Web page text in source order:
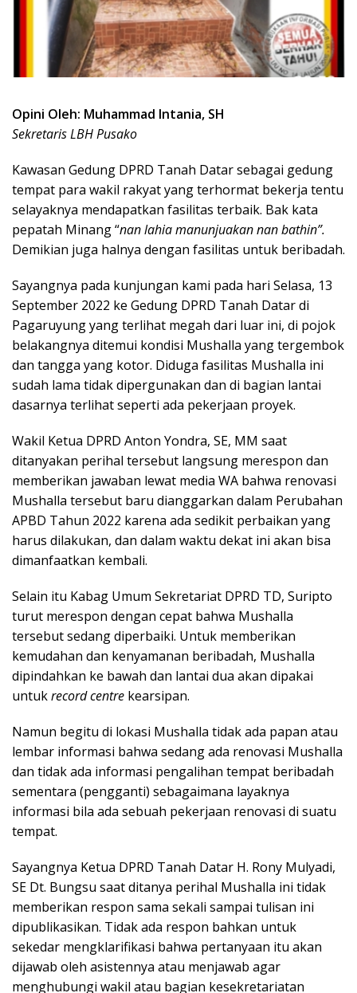
Opini Oleh: Muhammad Intania, SH
Sekretaris LBH Pusako
Kawasan Gedung DPRD Tanah Datar sebagai gedung
tempat para wakil rakyat yang terhormat bekerja tentu
selayaknya mendapatkan fasilitas terbaik. Bak kata
pepatah Minang “nan lahia manunjuakan nan bathin”.
Demikian juga halnya dengan fasilitas untuk beribadah.
Sayangnya pada kunjungan kami pada hari Selasa, 13
September 2022 ke Gedung DPRD Tanah Datar di
Pagaruyung yang terlihat megah dari luar ini, di pojok
belakangnya ditemui kondisi Mushalla yang tergembok
dan tangga yang kotor. Diduga fasilitas Mushalla ini
sudah lama tidak dipergunakan dan di bagian lantai
dasarnya terlihat seperti ada pekerjaan proyek.
Wakil Ketua DPRD Anton Yondra, SE, MM saat
ditanyakan perihal tersebut langsung merespon dan
memberikan jawaban lewat media WA bahwa renovasi
Mushalla tersebut baru dianggarkan dalam Perubahan
APBD Tahun 2022 karena ada sedikit perbaikan yang
harus dilakukan, dan dalam waktu dekat ini akan bisa
dimanfaatkan kembali.
Selain itu Kabag Umum Sekretariat DPRD TD, Suripto
turut merespon dengan cepat bahwa Mushalla
tersebut sedang diperbaiki. Untuk memberikan
kemudahan dan kenyamanan beribadah, Mushalla
dipindahkan ke bawah dan lantai dua akan dipakai
untukrecord centre kearsipan.
Namun begitu di lokasi Mushalla tidak ada papan atau
lembar informasi bahwa sedang ada renovasi Mushalla
dan tidak ada informasi pengalihan tempat beribadah
sementara (pengganti) sebagaimana layaknya
informasi bila ada sebuah pekerjaan renovasi di suatu
tempat.
Sayangnya Ketua DPRD Tanah Datar H. Rony Mulyadi,
SE Dt. Bungsu saat ditanya perihal Mushalla ini tidak
memberikan respon sama sekali sampai tulisan ini
dipublikasikan. Tidak ada respon bahkan untuk
sekedar mengklarifikasi bahwa pertanyaan itu akan
dijawab oleh asistennya atau menjawab agar
menghubungi wakil atau bagian kesekretariatan